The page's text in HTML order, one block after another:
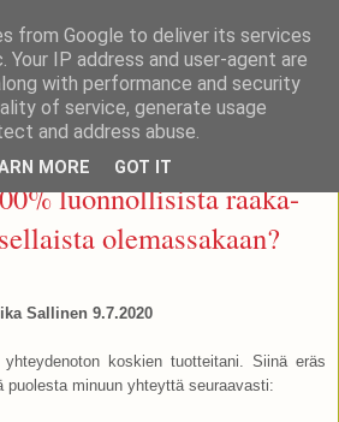
ihonhoitotuotteet
luonnollisista raaka-
olemassakaan?
Sallinen 9.7.2020
koskien tuotteitani. Siinä eräs
puolesta minuun yhteyttä seuraavasti:
from Google to deliver its services
Your IP address and user-agent are
with performance and security
of service, generate usage
and address abuse.
MORE GOT IT